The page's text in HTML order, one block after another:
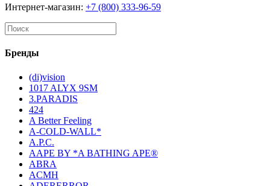
Интернет-магазин: +7 (800) 333-96-59
Бренды
(di)vision
1017 ALYX 9SM
3.PARADIS
424
A Better Feeling
A-COLD-WALL*
A.P.C.
AAPE BY *A BATHING APE®
ABRA
ACMH